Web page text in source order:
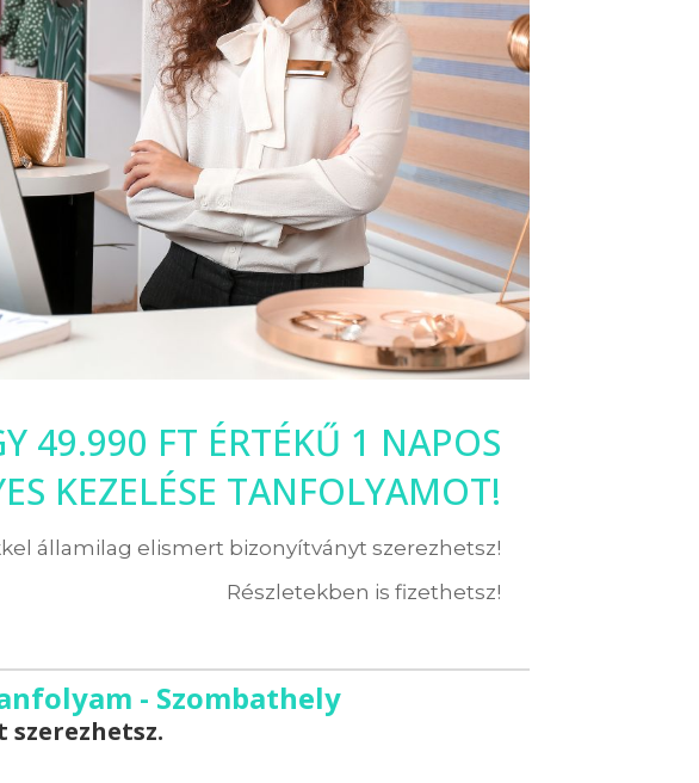
49.990 FT ÉRTÉKŰ 1 NAPOS
KEZELÉSE TANFOLYAMOT!
államilag elismert bizonyítványt szerezhetsz!
Részletekben is fizethetsz!
- Szombathely
szerezhetsz.